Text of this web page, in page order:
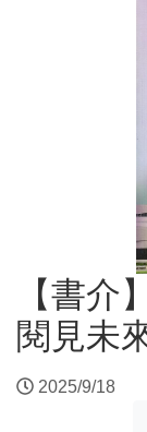
【書介
閱見未
2025/9/18